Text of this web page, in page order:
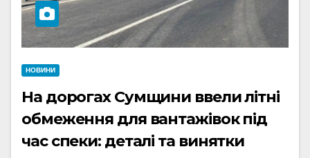
НОВИНИ
На дорогах Сумщини ввели літні
обмеження для вантажівок під
час спеки: деталі та винятки